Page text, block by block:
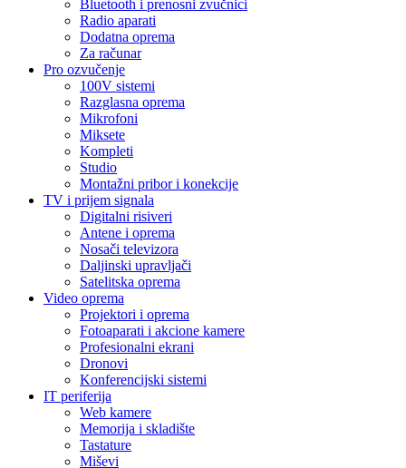
Bluetooth i prenosni zvučnici
Radio aparati
Dodatna oprema
Za računar
Pro ozvučenje
100V sistemi
Razglasna oprema
Mikrofoni
Miksete
Kompleti
Studio
Montažni pribor i konekcije
TV i prijem signala
Digitalni risiveri
Antene i oprema
Nosači televizora
Daljinski upravljači
Satelitska oprema
Video oprema
Projektori i oprema
Fotoaparati i akcione kamere
Profesionalni ekrani
Dronovi
Konferencijski sistemi
IT periferija
Web kamere
Memorija i skladište
Tastature
Miševi